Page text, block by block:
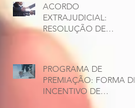
ACORDO
EXTRAJUDICIAL:
RESOLUÇÃO DE
CONFLITOS ENTRE
EMPREGADO E
EMPREGADOR
PROGRAMA DE
PREMIAÇÃO: FORMA DE
INCENTIVO DE
PRODUTIVIDADE